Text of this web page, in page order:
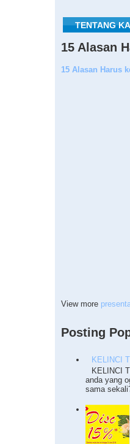
TENTANG
15 Alasan
15 Alasan Harus
View more
Posting
KELINCI
KELINCI
anda yang
sama